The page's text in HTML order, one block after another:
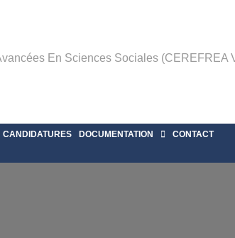
En Sciences Sociales (CEREFREA
DOCUMENTATION CONTACT